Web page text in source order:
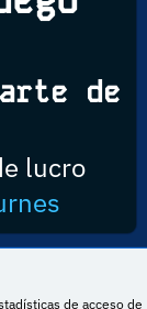
de
lucro
de acceso de